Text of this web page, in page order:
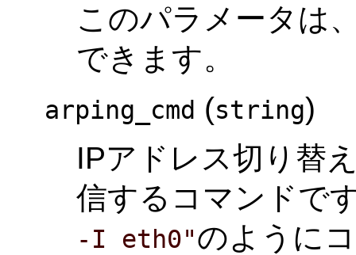
このパラメータは
できます。
arping_cmd (string)
IPアドレス切り替
信するコマンドで
-I eth0"のように